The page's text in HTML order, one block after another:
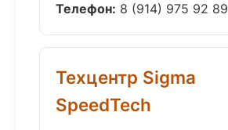
Телефон: 8 (914) 975 92 89
Техцентр Sigma
SpeedTech